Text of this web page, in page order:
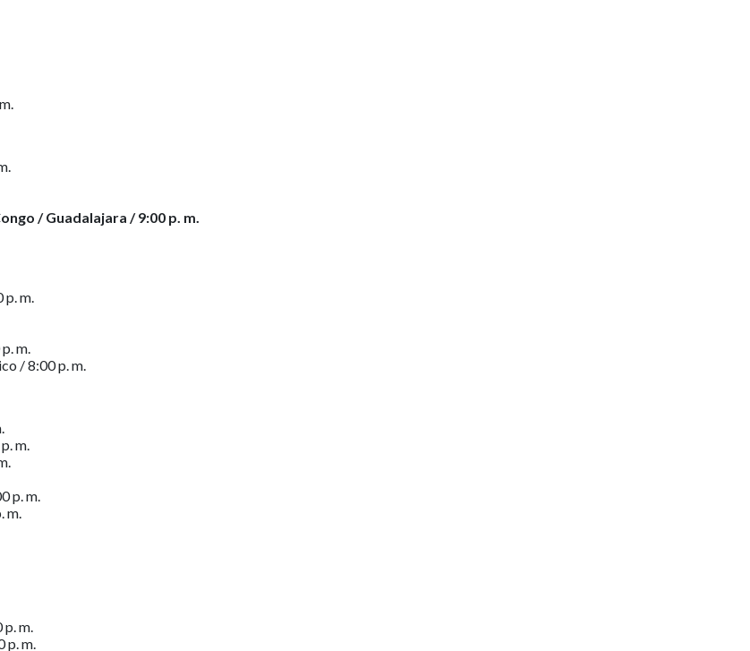
/ Guadalajara / 9:00 p. m.
p. m.
m.
/ 8:00 p. m.
m.
p. m.
m.
p. m.
p. m.